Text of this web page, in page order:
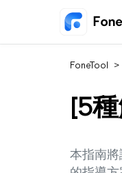
FoneTool >
[5
本指南